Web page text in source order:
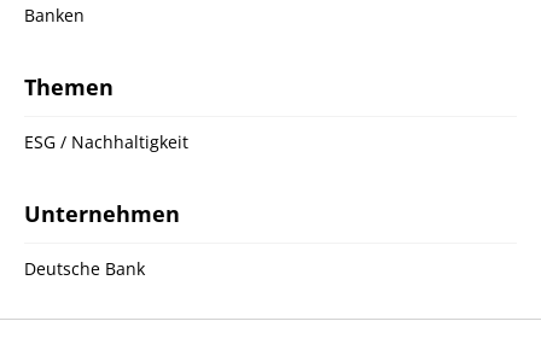
Banken
Themen
ESG / Nachhaltigkeit
Unternehmen
Deutsche Bank